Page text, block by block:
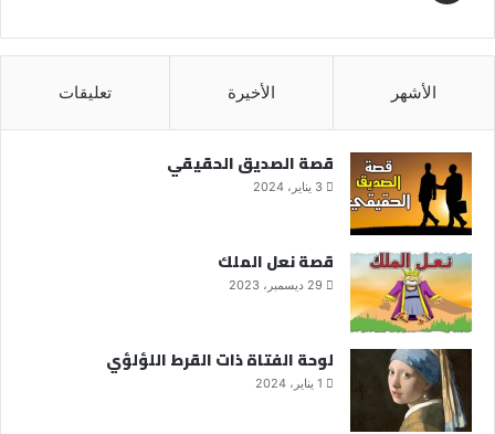
الأشهر الأخيرة تعليقات
قصة الصديق الحقيقي
3 يناير، 2024
قصة نعل الملك
29 ديسمبر، 2023
لوحة الفتاة ذات القرط اللؤلؤي
1 يناير، 2024